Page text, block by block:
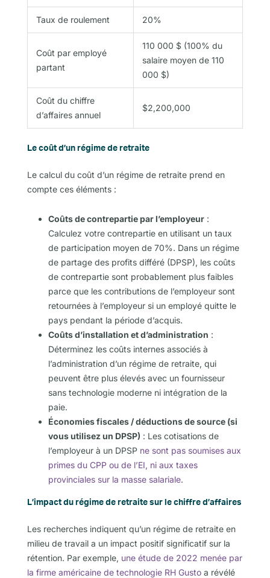
Taux de roulement 20%
Coût par employé
partant
110 000 $ (100% du
salaire moyen de 110
000 $)
Coût du chiffre
d’affaires annuel
$2,200,000
Le coût d’un régime de retraite
Le calcul du coût d’un régime de retraite prend en
compte ces éléments :
Coûts de contrepartie par l’employeur:
Calculez votre contrepartie en utilisant un taux
de participation moyen de 70%. Dans un régime
de partage des profits différé (DPSP), les coûts
de contrepartie sont probablement plus faibles
parce que les contributions de l’employeur sont
retournées à l’employeur si un employé quitte le
pays pendant la période d’acquis.
Coûts d’installation et d’administration :
Déterminez les coûts internes associés à
l’administration d’un régime de retraite, qui
peuvent être plus élevés avec un fournisseur
sans technologie moderne ni intégration de la
paie.
Économies fiscales / déductions de source (si
vous utilisez un DPSP) : Les cotisations de
l’employeur à un DPSP ne sont pas soumises aux
primes du CPP ou de l’EI, ni aux taxes
provinciales sur la masse salariale.
L’impact du régime de retraite sur le chiffre d’affaires
Les recherches indiquent qu’un régime de retraite en
milieu de travail a un impact positif significatif sur la
rétention. Par exemple, une étude de 2022 menée par
la firme américaine de technologie RH Gustoa révélé